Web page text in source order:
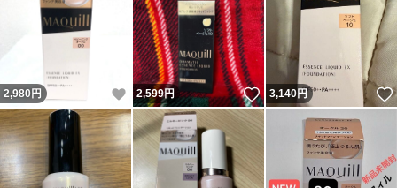
2,980 円 いいね！
2,599円 いいね！
3,140円